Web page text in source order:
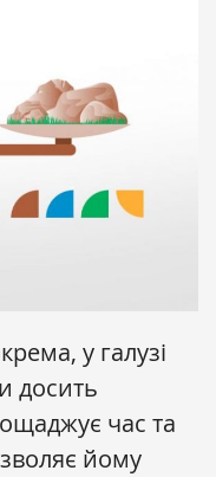
у галузі
досить
час та
йому